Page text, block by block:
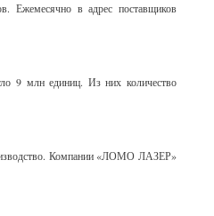
Ежемесячно в адрес поставщиков
9 млн единиц. Из них количество
Компании «ЛОМО ЛАЗЕР»